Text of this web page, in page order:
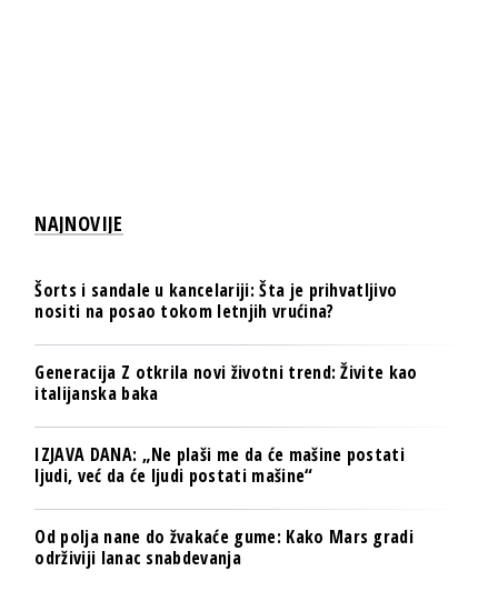
NAJNOVIJE
Šorts i sandale u kancelariji: Šta je prihvatljivo
nositi na posao tokom letnjih vrućina?
Generacija Z otkrila novi životni trend: Živite kao
italijanska baka
IZJAVA DANA: „Ne plaši me da će mašine postati
ljudi, već da će ljudi postati mašine“
Od polja nane do žvakaće gume: Kako Mars gradi
održiviji lanac snabdevanja